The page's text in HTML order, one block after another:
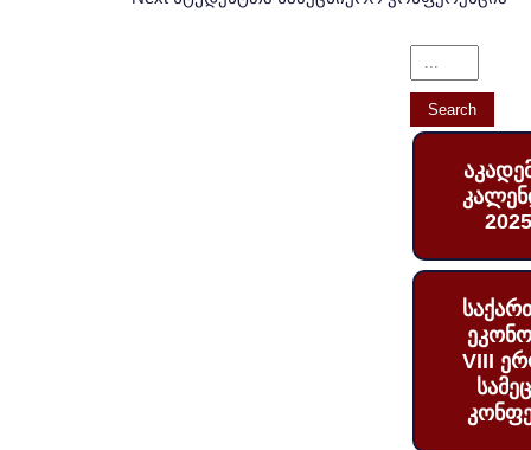
navigation
VIII